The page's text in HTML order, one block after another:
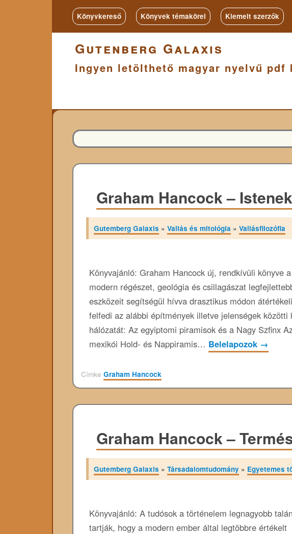
Könyvkereső Könyvek témakörei Kiemelt szerzők
Gutenberg Galaxis
Ingyen letölthető magyar nyelvű pdf
Graham Hancock –
Gutemberg Galaxis » Vallás és mitológia » Vallásfilozófia
Könyvajánló: Graham Hancock új, rendkívüli könyve a
modern régészet, geológia és csillagászat
eszközeit segítségül hívva drasztikus módon
felfedi az alábbi építmények illetve jelenségek
hálózatát: Az egyiptomi piramisok és a Nagy Szfinx
mexikói Hold- és Nappiramis… Belelapozok →
Címke Graham Hancock
Graham Hancock –
Gutemberg Galaxis » Társadalomtudomány » Egyetemes
Könyvajánló: A tudósok a történelem legnagyobb
tartják, hogy a modern ember által legtöbbre értékelt